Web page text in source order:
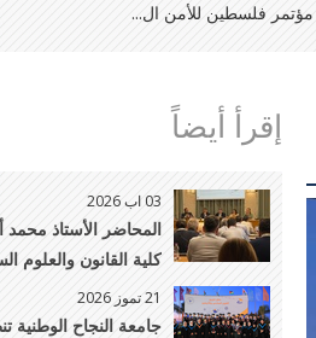
فلسطين للأمن ال...
إقرأ أيضاً
03 اب 2026
المحاضر الأستاذ
كلية القانون والعلوم
يشارك في مؤتمر
لمعهد UNIDROIT بايطاليا
21 تموز 2026
جامعة النجاح الوطنية